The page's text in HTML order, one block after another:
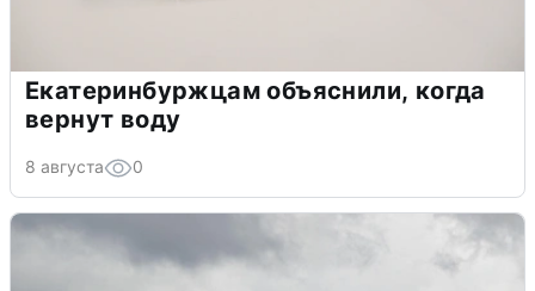
Екатеринбуржцам объяснили, когда
вернут воду
8 августа 0